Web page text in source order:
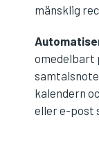
mänsklig
omedelbart
kalendern
eller e-post